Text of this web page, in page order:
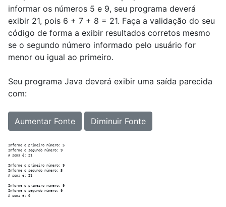
informar os números 5 e 9, seu programa deverá
exibir 21, pois 6 + 7 + 8 = 21. Faça a validação do seu
código de forma a exibir resultados corretos mesmo
se o segundo número informado pelo usuário for
menor ou igual ao primeiro.
Seu programa Java deverá exibir uma saída parecida
com:
Aumentar Fonte Diminuir Fonte
Informe o primeiro número: 5
Informe o segundo número: 9
A soma é: 21
Informe o primeiro número: 9
Informe o segundo número: 5
A soma é: 21
Informe o primeiro número: 9
Informe o segundo número: 9